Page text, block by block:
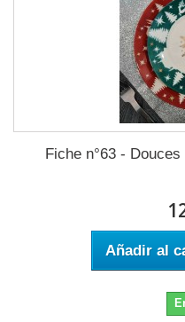
Fiche n°63 -
Añadir al